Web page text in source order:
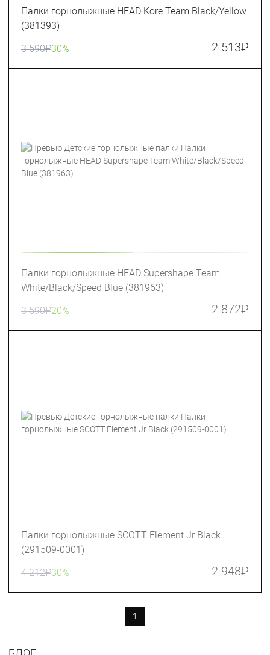
Палки горнолыжные HEAD Kore Team Black/Yellow
(381393)
3 590₽30% 2 513₽
Палки горнолыжные HEAD Supershape Team
White/Black/Speed Blue (381963)
3 590₽20% 2 872₽
Палки горнолыжные SCOTT Element Jr Black
(291509-0001)
4 212₽30% 2 948₽
1